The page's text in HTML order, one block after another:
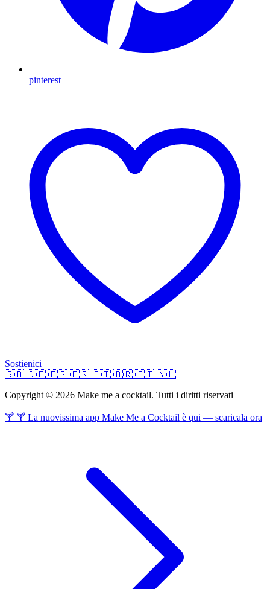
pinterest
Sostienici
🇬🇧 🇩🇪 🇪🇸 🇫🇷 🇵🇹 🇧🇷 🇮🇹 🇳🇱
Copyright © 2026 Make me a cocktail. Tutti i diritti riservati
🍸 🍸 La nuovissima app Make Me a Cocktail è qui — scaricala ora